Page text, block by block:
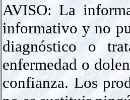
AVISO: La
informativo y no
diagnóstico o
enfermedad o
confianza. Los